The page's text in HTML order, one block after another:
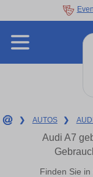
❯ AUTOS ❯ AUDI
Audi A7
Finden Sie